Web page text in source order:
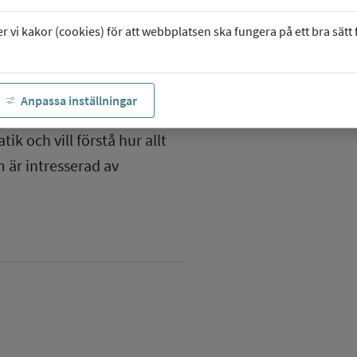
vi kakor (cookies) för att webbplatsen ska fungera på ett bra sätt
Anpassa inställningar
och vill förstå hur allt
är intresserad av